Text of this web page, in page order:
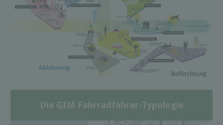
Die GIM Fahrradfahrer-Typologie